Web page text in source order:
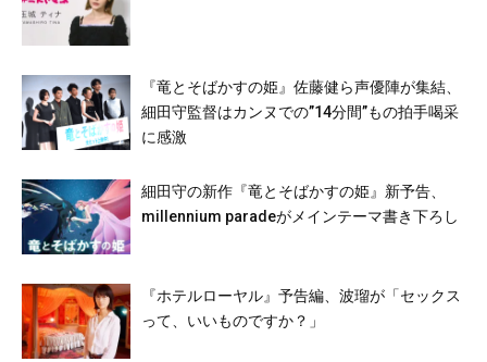
『竜とそばかすの姫』佐藤健ら声優陣が集結、
細田守監督はカンヌでの”14分間”もの拍手喝采
に感激
細田守の新作『竜とそばかすの姫』新予告、
millennium paradeがメインテーマ書き下ろし
『ホテルローヤル』予告編、波瑠が「セックス
って、いいものですか？」